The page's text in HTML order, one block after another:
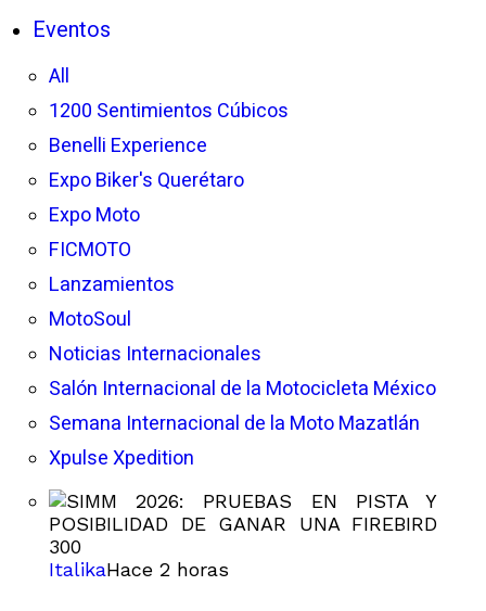
Eventos
All
1200 Sentimientos Cúbicos
Benelli Experience
Expo Biker's Querétaro
Expo Moto
FICMOTO
Lanzamientos
MotoSoul
Noticias Internacionales
Salón Internacional de la Motocicleta México
Semana Internacional de la Moto Mazatlán
Xpulse Xpedition
ItalikaHace 2 horas